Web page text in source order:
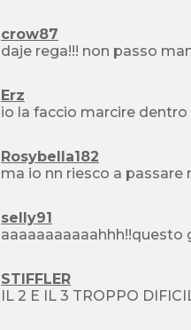
crow87
daje rega!!! non passo
Erz
io la faccio marcire
Rosybella182
ma io nn riesco a passare
selly91
aaaaaaaaaaahhh!!questo
STIFFLER
IL 2 E IL 3 TROPPO